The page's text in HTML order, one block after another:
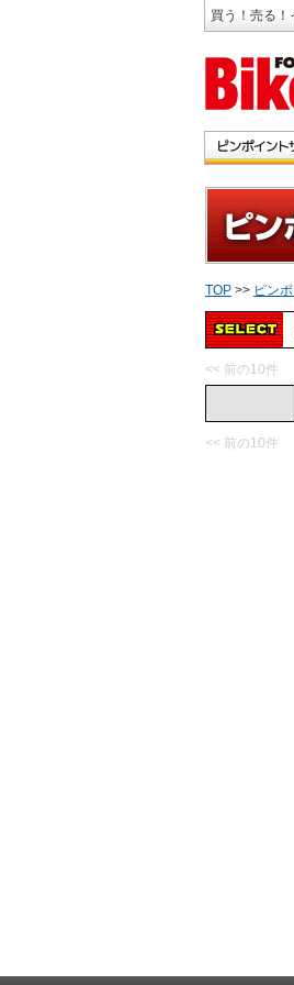
買う！売る！
TOP >> ピン
<< 前の10件
<< 前の10件